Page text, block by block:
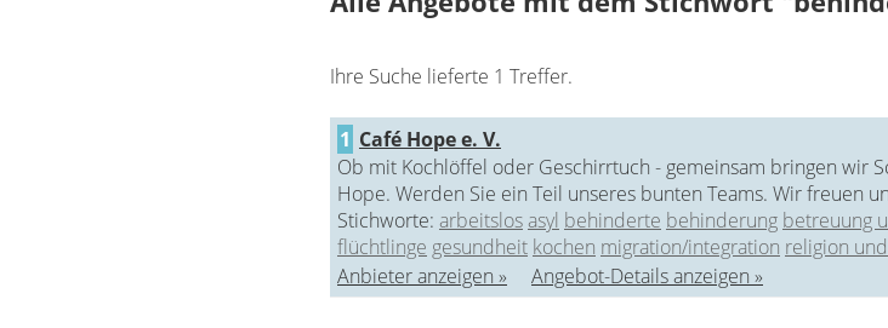
Ihre Suche lieferte 1 Treffer.
1 Café Hope e. V.
Ob mit Kochlöffel oder Geschirrtuch - gemeinsam bringen wir
Hope. Werden Sie ein Teil unseres bunten Teams. Wir freuen
Stichworte: arbeitslosasyl behinderte behinderung betreuung
flüchtlinge gesundheit kochen migration/integration religion
Anbieter anzeigen »
Angebot-Details anzeigen »